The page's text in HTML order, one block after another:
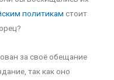
политикам стоит
за своё обещание
так как оно